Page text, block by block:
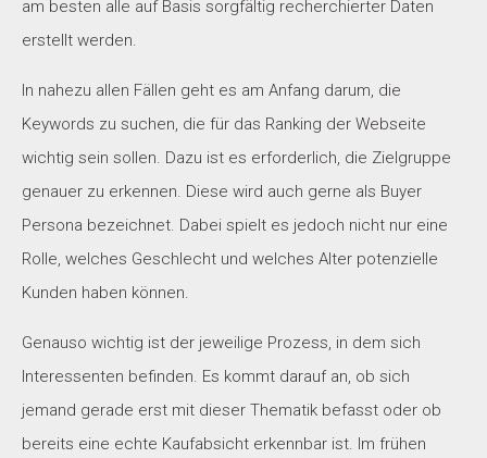
am besten alle auf Basis sorgfältig recherchierter Daten
erstellt werden.
In nahezu allen Fällen geht es am Anfang darum, die
Keywords zu suchen, die für das Ranking der Webseite
wichtig sein sollen. Dazu ist es erforderlich, die Zielgruppe
genauer zu erkennen. Diese wird auch gerne als Buyer
Persona bezeichnet. Dabei spielt es jedoch nicht nur eine
Rolle, welches Geschlecht und welches Alter potenzielle
Kunden haben können.
Genauso wichtig ist der jeweilige Prozess, in dem sich
Interessenten befinden. Es kommt darauf an, ob sich
jemand gerade erst mit dieser Thematik befasst oder ob
bereits eine echte Kaufabsicht erkennbar ist. Im frühen